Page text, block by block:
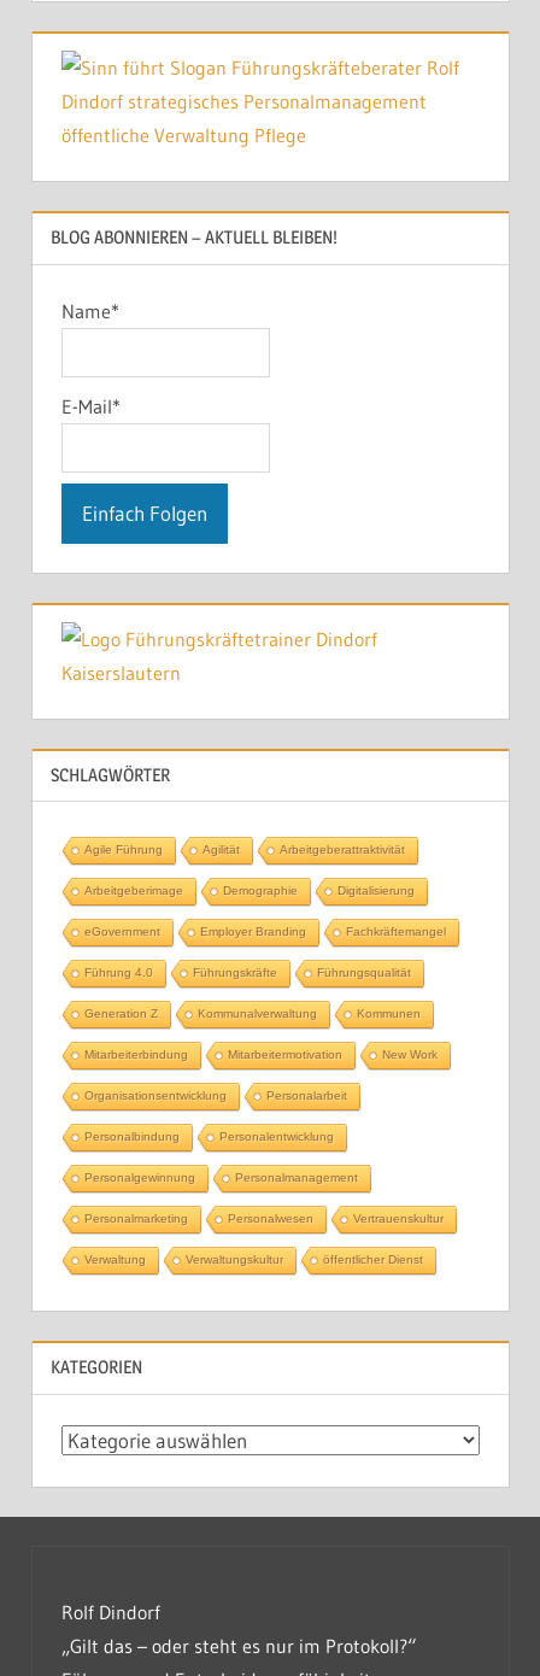
BLOG ABONNIEREN – AKTUELL BLEIBEN!
Name*
E-Mail*
SCHLAGWÖRTER
Agile Führung Agilität Arbeitgeberattraktivität
Arbeitgeberimage Demographie Digitalisierung
eGovernment Employer Branding Fachkräftemangel
Führung 4.0 Führungskräfte Führungsqualität
Generation Z Kommunalverwaltung Kommunen
Mitarbeiterbindung Mitarbeitermotivation New Work
Organisationsentwicklung Personalarbeit
Personalbindung Personalentwicklung
Personalgewinnung Personalmanagement
Personalmarketing Personalwesen Vertrauenskultur
Verwaltung Verwaltungskultur öffentlicher Dienst
KATEGORIEN
Kategorien
Rolf Dindorf
„Gilt das – oder steht es nur im Protokoll?“